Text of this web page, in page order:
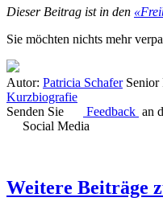
Dieser Beitrag ist in den
Sie möchten nichts mehr
Autor: Patricia Schafer
Kurzbiografie
Senden Sie
Feedback an
Social Media
Weitere Beiträge